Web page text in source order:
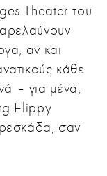
Theater του
αν και
κάθε
– για μένα,
Flippy
σαν